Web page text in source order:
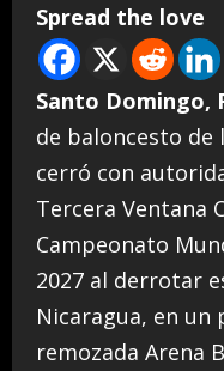
Spread the love
Santo Domingo,
de baloncesto de
cerró con
Tercera Ventana
Campeonato
2027 al derrotar
Nicaragua, en
remozada Arena